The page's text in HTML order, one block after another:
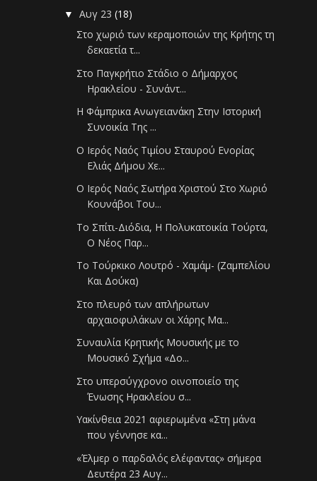
▼Αυγ 23(18)
Στο χωριό των κεραμοποιών της Κρήτης τη
δεκαετία τ...
Στο Παγκρήτιο Στάδιο ο Δήμαρχος
Ηρακλείου - Συνάντ...
Η Φάμπρικα Ανωγειανάκη Στην Ιστορική
Συνοικία Της ...
Ο Ιερός Ναός Τιμίου Σταυρού Ενορίας
Ελιάς Δήμου Χε...
Ο Ιερός Ναός Σωτήρα Χριστού Στο Χωριό
Κουνάβοι Του...
Το Σπίτι-Διόδια, Η Πολυκατοικία Τούρτα,
Ο Νέος Παρ...
Το Τούρκικο Λουτρό - Χαμάμ- (Ζαμπελίου
Και Δούκα)
Στο πλευρό των απλήρωτων
αρχαιοφυλάκων οι Χάρης Μα...
Συναυλία Κρητικής Μουσικής με το
Μουσικό Σχήμα «Δο...
Στο υπερσύγχρονο οινοποιείο της
Ένωσης Ηρακλείου σ...
Υακίνθεια 2021 αφιερωμένα «Στη μάνα
που γέννησε κα...
«Έλμερ ο παρδαλός ελέφαντας» σήμερα
Δευτέρα 23 Αυγ...